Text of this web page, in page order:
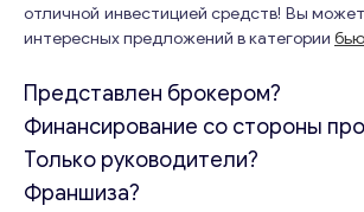
отличной инвестицией средств! Вы
интересных предложений в категории
Представлен брокером?
Финансирование со стороны
Только руководители?
Франшиза?